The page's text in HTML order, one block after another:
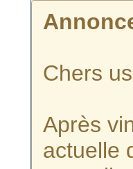
Chers
Après
actuelle